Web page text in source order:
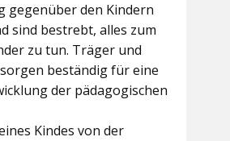
gegenüber den Kindern
sind bestrebt, alles zum
zu tun. Träger und
beständig für eine
der pädagogischen
Kindes von der